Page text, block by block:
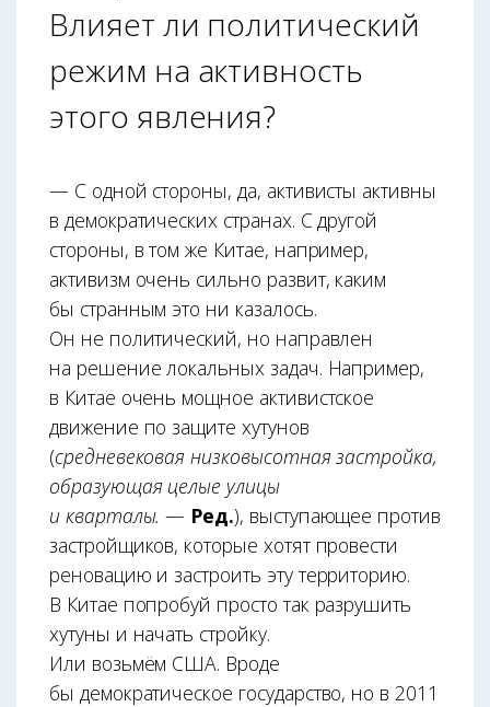
Влияет ли политический
режим на активность
этого явления?
— С одной стороны, да, активисты активны
в демократических странах. С другой
стороны, в том же Китае, например,
активизм очень сильно развит, каким
бы странным это ни казалось.
Он не политический, но направлен
на решение локальных задач. Например,
в Китае очень мощное активистское
движение по защите хутунов
(средневековая низковысотная застройка,
образующая целые улицы
и кварталы.— Ред.), выступающее против
застройщиков, которые хотят провести
реновацию и застроить эту территорию.
В Китае попробуй просто так разрушить
хутуны и начать стройку.
Или возьмём США. Вроде
бы демократическое государство, но в 2011